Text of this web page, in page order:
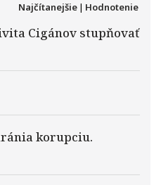
Najčítanejšie | Hodnotenie
Cigánov stupňovať
korupciu.